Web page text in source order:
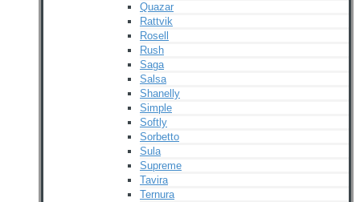
Quazar
Rattvik
Rosell
Rush
Saga
Salsa
Shanelly
Simple
Softly
Sorbetto
Sula
Supreme
Tavira
Ternura